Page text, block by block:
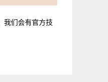
我们会有官方技